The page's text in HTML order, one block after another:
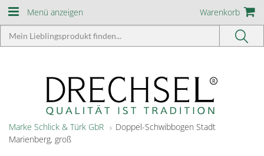
Menü anzeigen Warenkorb
Marke Schlick & Türk GbR
Doppel-Schwibbogen Stadt
Marienberg, groß